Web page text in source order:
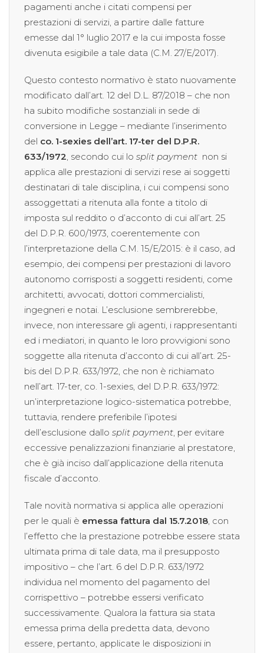
pagamenti anche i citati compensi per
prestazioni di servizi, a partire dalle fatture
emesse dal 1° luglio 2017 e la cui imposta fosse
divenuta esigibile a tale data (C.M. 27/E/2017).
Questo contesto normativo è stato nuovamente
modificato dall’art. 12 del D.L. 87/2018 – che non
ha subito modifiche sostanziali in sede di
conversione in Legge – mediante l’inserimento
del co. 1-sexies dell’art. 17-ter del D.P.R.
633/1972 , secondo cui lo split payment non si
applica alle prestazioni di servizi rese ai soggetti
destinatari di tale disciplina, i cui compensi sono
assoggettati a ritenuta alla fonte a titolo di
imposta sul reddito o d’acconto di cui all’art. 25
del D.P.R. 600/1973, coerentemente con
l’interpretazione della C.M. 15/E/2015: è il caso, ad
esempio, dei compensi per prestazioni di lavoro
autonomo corrisposti a soggetti residenti, come
architetti, avvocati, dottori commercialisti,
ingegneri e notai. L’esclusione sembrerebbe,
invece, non interessare gli agenti, i rappresentanti
ed i mediatori, in quanto le loro provvigioni sono
soggette alla ritenuta d’acconto di cui all’art. 25-
bis del D.P.R. 633/1972, che non è richiamato
nell’art. 17-ter, co. 1-sexies, del D.P.R. 633/1972:
un’interpretazione logico-sistematica potrebbe,
tuttavia, rendere preferibile l’ipotesi
dell’esclusione dallo split payment , per evitare
eccessive penalizzazioni finanziarie al prestatore,
che è già inciso dall’applicazione della ritenuta
fiscale d’acconto.
Tale novità normativa si applica alle operazioni
per le quali è emessa fattura dal 15.7.2018 , con
l’effetto che la prestazione potrebbe essere stata
ultimata prima di tale data, ma il presupposto
impositivo – che l’art. 6 del D.P.R. 633/1972
individua nel momento del pagamento del
corrispettivo – potrebbe essersi verificato
successivamente. Qualora la fattura sia stata
emessa prima della predetta data, devono
essere, pertanto, applicate le disposizioni in